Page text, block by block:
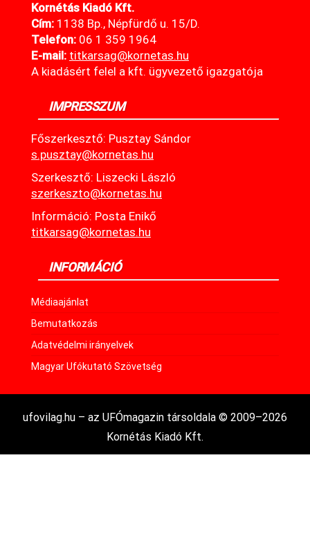
Kornétás Kiadó Kft.
Cím: 1138 Bp., Népfürdő u. 15/D.
Telefon: 06 1 359 1964
E-mail: titkarsag@kornetas.hu
A kiadásért felel a kft. ügyvezető igazgatója
IMPRESSZUM
Főszerkesztő: Pusztay Sándor
s.pusztay@kornetas.hu
Szerkesztő: Liszecki László
szerkeszto@kornetas.hu
Információ: Posta Enikő
titkarsag@kornetas.hu
INFORMÁCIÓ
Médiaajánlat
Bemutatkozás
Adatvédelmi irányelvek
Magyar Ufókutató Szövetség
ufovilag.hu – az UFÓmagazin társoldala © 2009–2026
Kornétás Kiadó Kft.